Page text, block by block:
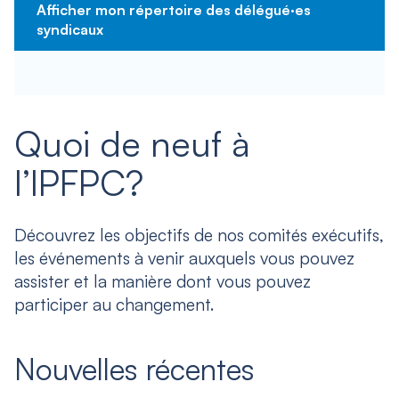
Afficher mon répertoire des délégué·es
syndicaux
Quoi de neuf à
l’IPFPC?
Découvrez les objectifs de nos comités exécutifs,
les événements à venir auxquels vous pouvez
assister et la manière dont vous pouvez
participer au changement.
Nouvelles récentes